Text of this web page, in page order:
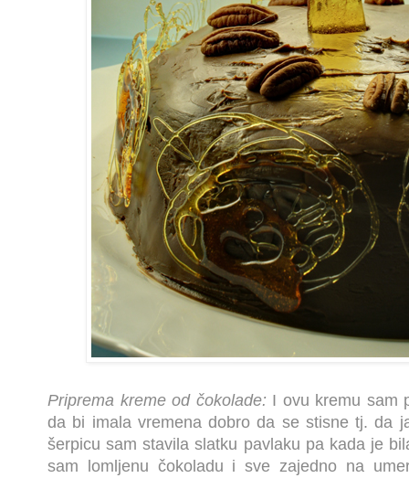
Priprema kreme od čokolade: I ovu kremu sam
da bi imala vremena dobro da se stisne tj. da
šerpicu sam stavila slatku pavlaku pa kada je
sam lomljenu čokoladu i sve zajedno na